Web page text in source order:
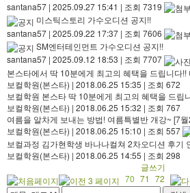
santana57 | 2025.09.27 15:41 | 조회 7319
미스틱스토리 가수오디션 공지!!
santana57 | 2025.09.22 17:37 | 조회 7606
SM엔터테인먼트 가수오디션 공지!!
santana57 | 2025.09.12 18:53 | 조회 7707
본스타에서 딱 10분에게 최고의 혜택을 드립니다
보컬학원(본스타) | 2018.06.25 15:35 | 조회 672
보컬학원 본스타 딱 10분에게 최고의 혜택을 드립
보컬학원(본스타) | 2018.06.25 15:32 | 조회 767
여름을 알차게 보내는 방법! 여름특별반 개강~ [7
보컬학원(본스타) | 2018.06.25 15:10 | 조회 557
보컬과정 김가현학생 바나나컬쳐 2차오디션 후기
보컬학원(본스타) | 2018.06.25 14:55 | 조회 298
글쓰기
70 71 72